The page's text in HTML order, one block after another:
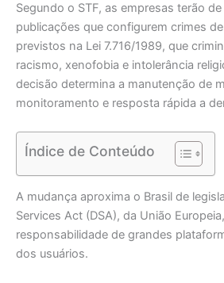
Segundo o STF, as empresas terão
publicações que configurem crimes
previstos na Lei 7.716/1989, que
racismo, xenofobia e intolerância
decisão determina a manutenção de
monitoramento e resposta rápida a
Índice de Conteúdo
A mudança aproxima o Brasil de
Services Act (DSA), da União
responsabilidade de grandes
dos usuários.